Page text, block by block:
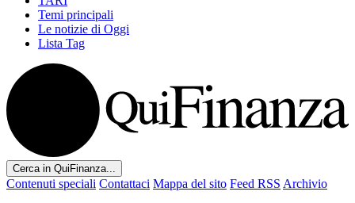
Temi principali
Le notizie di Oggi
Lista Tag
Cerca in QuiFinanza...
Contenuti speciali Contattaci Mappa del sito Feed RSS Archivio